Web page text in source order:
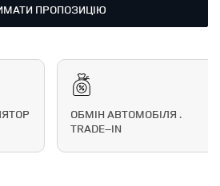
ПРОПОЗИЦІЮ
ОБМІН АВТОМОБІЛЯ .
TRADE–IN